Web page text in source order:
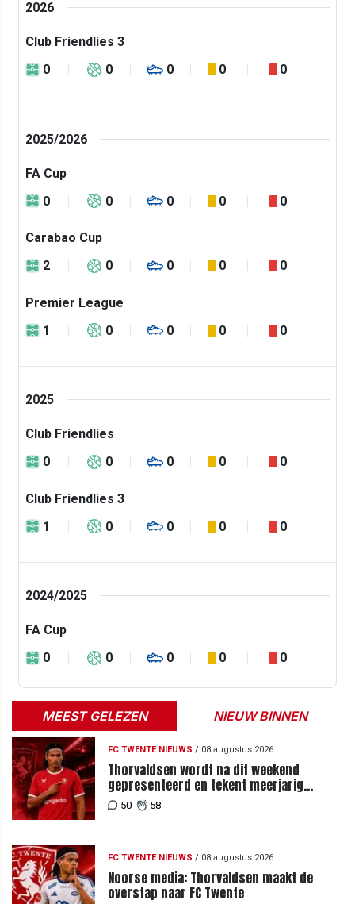
2026
Club Friendlies 3
0
0 0 0 0
2025/2026
FA Cup
0
0 0 0 0
Carabao Cup
2
0 0 0 0
Premier League
1
0 0 0 0
2025
Club Friendlies
0
0 0 0 0
Club Friendlies 3
1
0 0 0 0
2024/2025
FA Cup
0
0 0 0 0
MEEST GELEZEN NIEUW BINNEN
FC TWENTE NIEUWS / 08 augustus 2026
Thorvaldsen wordt na dit weekend
gepresenteerd en tekent meerjarig
contract bij FC Twente
50 58
FC TWENTE NIEUWS / 08 augustus 2026
Noorse media: Thorvaldsen maakt de
overstap naar FC Twente